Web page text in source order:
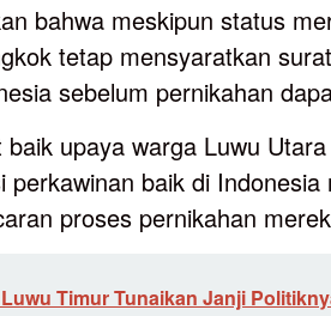
bahwa meskipun status
tetap mensyaratkan
sebelum pernikahan
upaya warga Luwu
perkawinan baik di
proses pernikahan
Timur Tunaikan Janji